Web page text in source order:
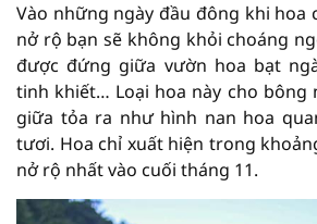
Vào những ngày đầu đông khi hoa
nở rộ bạn sẽ không khỏi choáng
được đứng giữa vườn hoa bạt
tinh khiết… Loại hoa này cho bông
giữa tỏa ra như hình nan hoa
tươi. Hoa chỉ xuất hiện trong
nở rộ nhất vào cuối tháng 11.